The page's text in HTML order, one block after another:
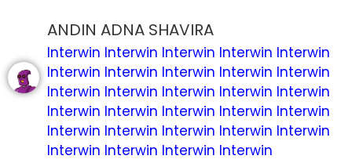
ANDIN ADNA SHAVIRA
Interwin Interwin Interwin Interwin Interwin
Interwin Interwin Interwin Interwin Interwin
Interwin Interwin Interwin Interwin Interwin
Interwin Interwin Interwin Interwin Interwin
Interwin Interwin Interwin Interwin Interwin
Interwin Interwin Interwin Interwin